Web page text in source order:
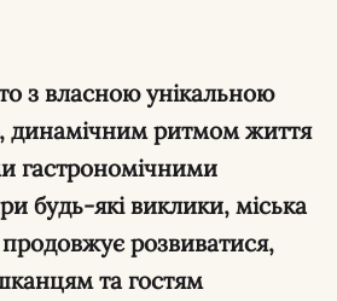
з власною унікальною
динамічним ритмом життя
гастрономічними
будь-які виклики, міська
розвиватися,
та гостям